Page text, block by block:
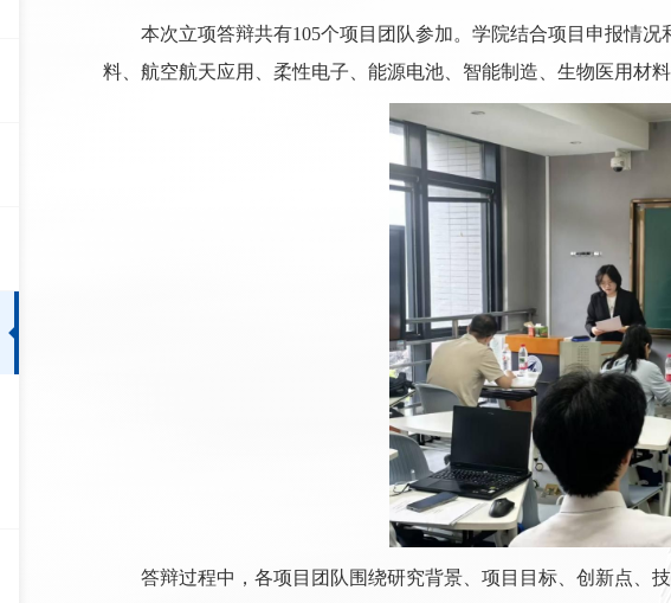
本次立项答辩共有105个项目团队参加。学院结合项目申报情
料、航空航天应用、柔性电子、能源电池、智能制造、生物医用材
答辩过程中，各项目团队围绕研究背景、项目目标、创新点、